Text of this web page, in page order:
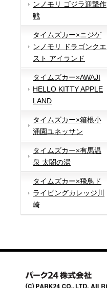
ンノモリ ゴジラ迎撃作
戦
タイムズカー×ニジゲ
ンノモリ ドラゴンクエ
スト アイランド
タイムズカー×AWAJI
HELLO KITTY APPLE
LAND
タイムズカー×箱根小
涌園ユネッサン
タイムズカー×有馬温
泉 太閤の湯
タイムズカー×飛鳥ド
ライビングカレッジ川
崎